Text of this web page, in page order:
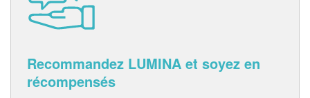
Recommandez LUMINA et soyez en
récompensés